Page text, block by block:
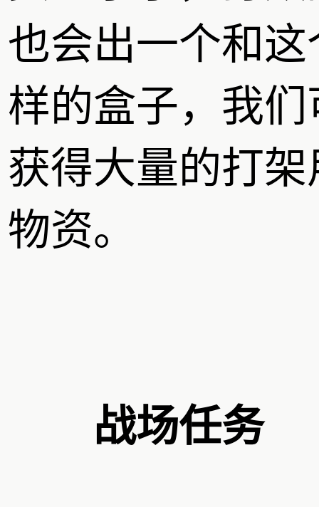
也会出一个和这
样的盒子，我们
获得大量的打架
物资。
战场任务